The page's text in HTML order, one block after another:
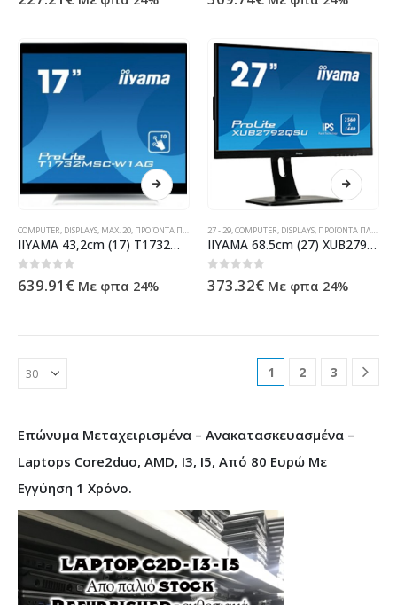
COMPUTER DISPLAYS MAX. 20 ΠΡΟΪΌΝΤΑ ΠΛΗΡΟΦΟΡΙΚΉΣ - ΚΙΝΗΤΉΣ ΤΗΛΕΦΩΝΊΑΣ - ΗΛΕΚΤΡΟΝΙΚΆ
IIYAMA 43,2cm (17) T1732MSC-W1AG 54 M-Touch DVI+USB wht T1732MSC-W1AG
0out of 5
639.91 € Με φπα 24%
27 - 29 COMPUTER DISPLAYS ΠΡΟΪΌΝΤΑ ΠΛΗΡΟΦΟΡΙΚΉΣ - ΚΙΝΗΤΉΣ ΤΗΛΕΦΩΝΊΑΣ - ΗΛΕΚΤΡΟΝΙΚΆ
IIYAMA 68.5cm (27) XUB2792QSU-B1 169 DVI+HDMI+DP IPS XUB2792QSU-B1
0 out of 5
373.32€ Με φπα 24%
1 2 3
Επώνυμα Μεταχειρισμένα – Ανακατασκευασμένα –
Laptops Core2duo, AMD, I3, I5, Από 80 Ευρώ Με
Εγγύηση 1 Χρόνο.